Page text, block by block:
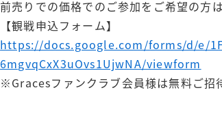
前売りでの価格でのご参加をご希望の方
【観戦申込フォーム】
https://docs.google.com/forms/d/e/
6mgvqCxX3uOvs1UjwNA/viewform
※Gracesファンクラブ会員様は無料ご招